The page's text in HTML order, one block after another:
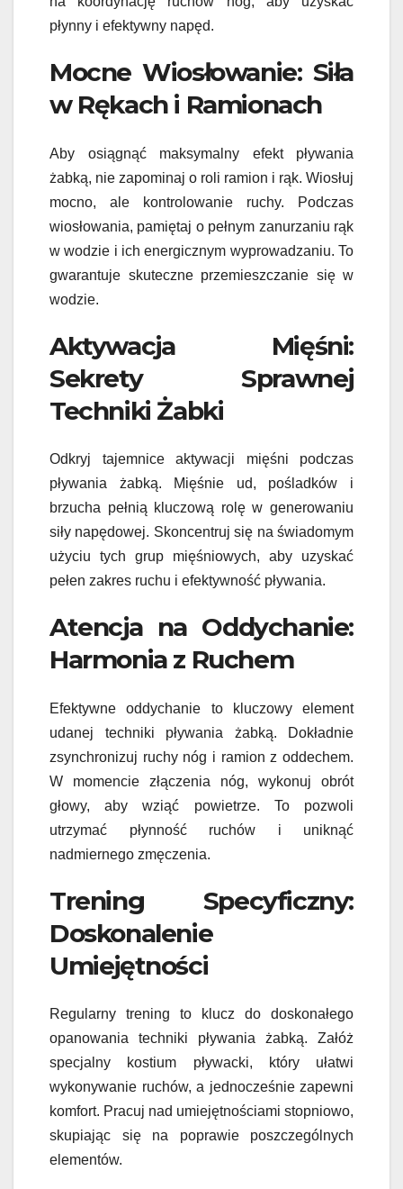
płynny i efektywny napęd.
Mocne Wiosłowanie: Siła
w Rękach i Ramionach
Aby osiągnąć maksymalny efekt pływania
żabką, nie zapominaj o roli ramion i rąk. Wiosłuj
mocno, ale kontrolowanie ruchy. Podczas
wiosłowania, pamiętaj o pełnym zanurzaniu rąk
w wodzie i ich energicznym wyprowadzaniu. To
gwarantuje skuteczne przemieszczanie się w
wodzie.
Aktywacja Mięśni:
Sekrety Sprawnej
Techniki Żabki
Odkryj tajemnice aktywacji mięśni podczas
pływania żabką. Mięśnie ud, pośladków i
brzucha pełnią kluczową rolę w generowaniu
siły napędowej. Skoncentruj się na świadomym
użyciu tych grup mięśniowych, aby uzyskać
pełen zakres ruchu i efektywność pływania.
Atencja na Oddychanie:
Harmonia z Ruchem
Efektywne oddychanie to kluczowy element
udanej techniki pływania żabką. Dokładnie
zsynchronizuj ruchy nóg i ramion z oddechem.
W momencie złączenia nóg, wykonuj obrót
głowy, aby wziąć powietrze. To pozwoli
utrzymać płynność ruchów i uniknąć
nadmiernego zmęczenia.
Trening Specyficzny:
Doskonalenie
Umiejętności
Regularny trening to klucz do doskonałego
opanowania techniki pływania żabką. Załóż
specjalny kostium pływacki, który ułatwi
wykonywanie ruchów, a jednocześnie zapewni
komfort. Pracuj nad umiejętnościami stopniowo,
skupiając się na poprawie poszczególnych
elementów.